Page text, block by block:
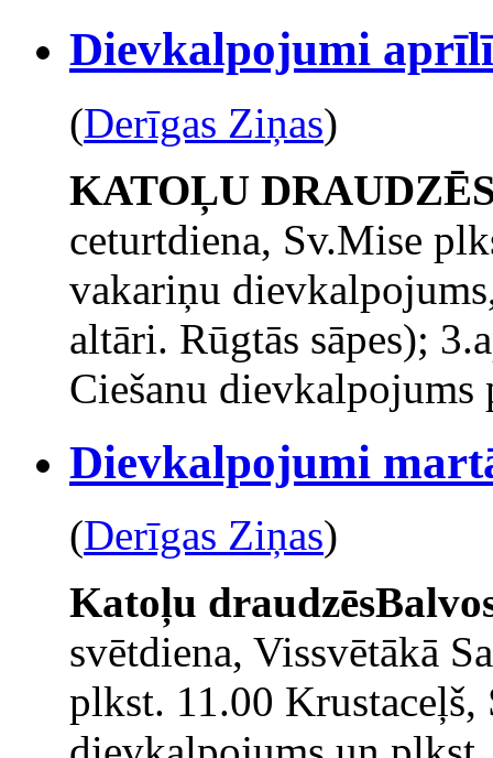
Dievkalpojumi
(Derīgas Ziņas)
KATOĻU
ceturtdiena, Sv.Mise
vakariņu
altāri. Rūgtās sāpes);
Ciešanu dievkalpojums
Dievkalpojumi
(Derīgas Ziņas)
Katoļu draudzēs
svētdiena, Vissvētākā
plkst. 11.00 Krustaceļš,